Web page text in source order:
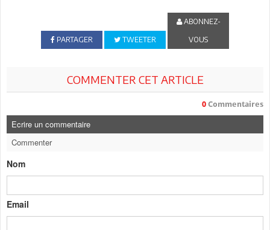
PARTAGER TWEETER
ABONNEZ-
VOUS
COMMENTER CET ARTICLE
0 Commentaires
Ecrire un commentaire
Commenter
Nom
Email